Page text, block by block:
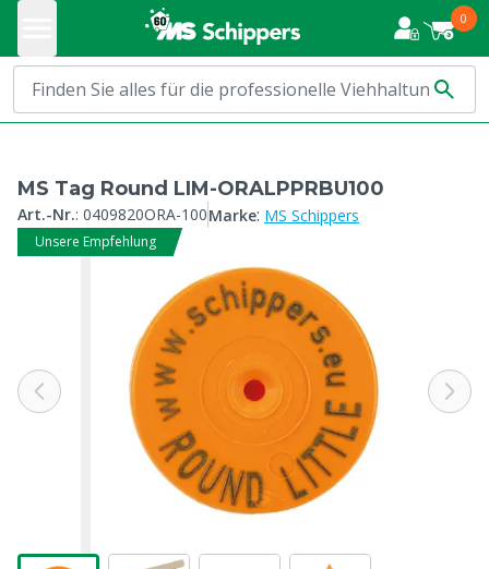
0
MS Tag Round LIM-ORALPPRBU100
Art.-Nr.: 0409820ORA-100Marke: MS Schippers
Unsere Empfehlung